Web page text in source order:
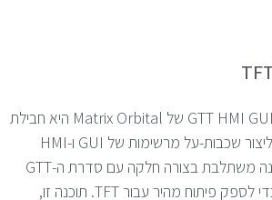
חבילת מעצבי התוכנה GTT HMI GUI של Matrix Orbital היא חבילת
תוכנה חינמית שנועדה ליצור שכבות-על מרשימות של GUI ו-HMI
במהירות ובקלות. התוכנה משתלבת בצורה חלקה עם סדרת ה-GTT
שלנו של צגים חכמים כדי לספק פיתוח מהיר עבור TFT. תוכנה זו,